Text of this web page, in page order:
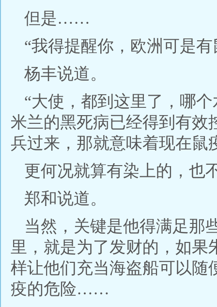
但是……
“我得提醒你，欧洲可是有
杨丰说道。
“大使，都到这里了，哪
米兰的黑死病已经得到有效
兵过来，那就意味着现在鼠
更何况就算有染上的，也
郑和说道。
当然，关键是他得满足那
里，就是为了发财的，如
样让他们充当海盗船可以随
疫的危险……